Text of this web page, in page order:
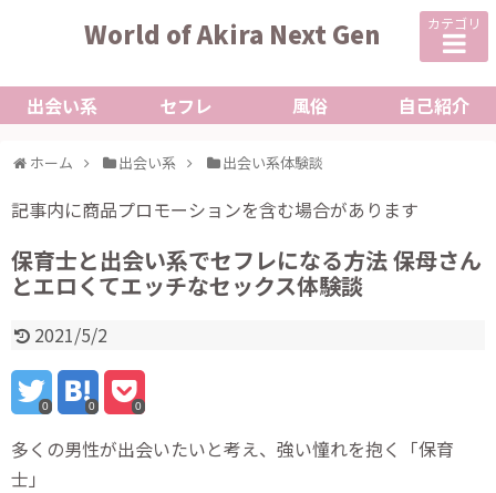
カテゴリ
World of Akira Next Gen
出会い系 セフレ 風俗 自己紹介
ホーム 出会い系 出会い系体験談
記事内に商品プロモーションを含む場合があります
保育士と出会い系でセフレになる方法 保母さん
とエロくてエッチなセックス体験談
2021/5/2
0 0 0
多くの男性が出会いたいと考え、強い憧れを抱く「保育
士」